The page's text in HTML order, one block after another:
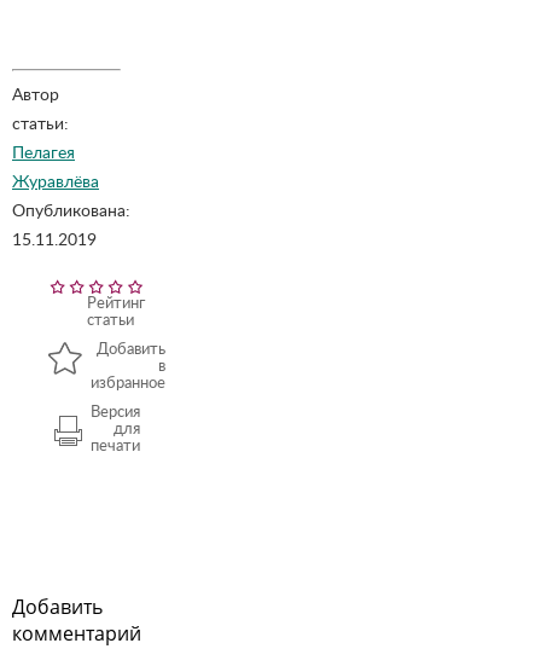
Автор
статьи:
Пелагея
Журавлёва
Опубликована:
15.11.2019
Рейтинг
статьи
Добавить
в
избранное
Версия
для
печати
Добавить
комментарий